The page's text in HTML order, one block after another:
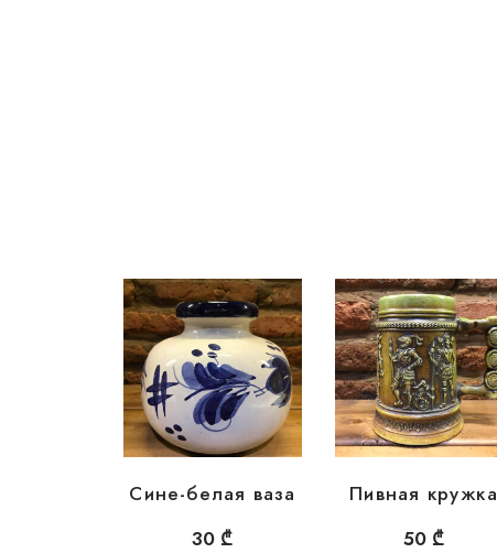
Сине-белая ваза
30 ₾
Пивная кружка
50 ₾